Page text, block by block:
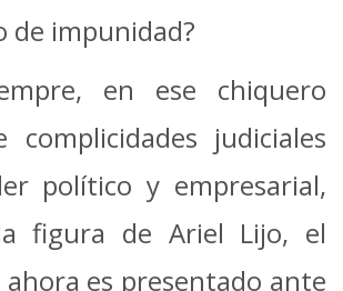
de impunidad?
en ese chiquero
complicidades judiciales
político y empresarial,
figura de Ariel Lijo, el
es presentado ante